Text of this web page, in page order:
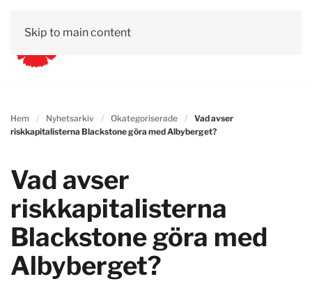
Skip to main content
Hem Nyhetsarkiv Okategoriserade
Vad avser
riskkapitalisterna Blackstone göra med Albyberget?
Vad avser
riskkapitalisterna
Blackstone göra med
Albyberget?